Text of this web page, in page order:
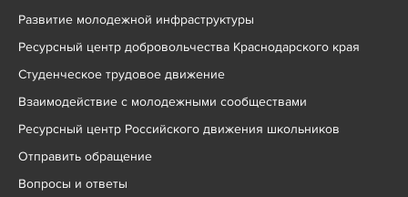
Развитие молодежной инфраструктуры
Ресурсный центр добровольчества Краснодарского края
Студенческое трудовое движение
Взаимодействие с молодежными сообществами
Ресурсный центр Российского движения школьников
Отправить обращение
Вопросы и ответы